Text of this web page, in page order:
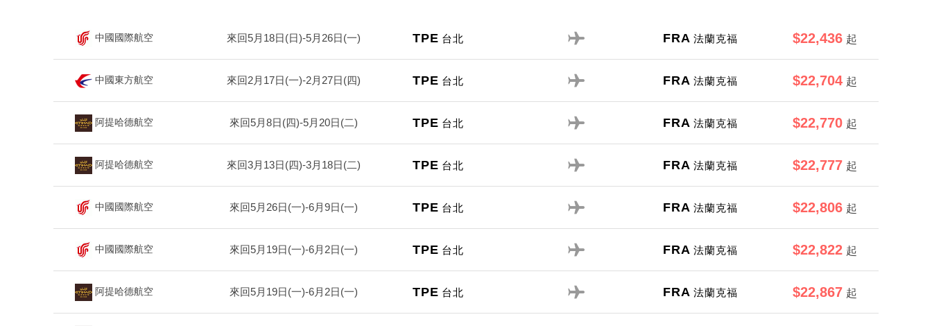
中國國際航空 TPE 台北 FRA 法蘭克福
來回5月18日(日)-5月26日(一) $22,436 起
中國東方航空 TPE 台北 FRA 法蘭克福
來回2月17日(一)-2月27日(四) $22,704 起
阿提哈德航空 TPE 台北 FRA 法蘭克福
來回5月8日(四)-5月20日(二) $22,770 起
阿提哈德航空 TPE 台北 FRA 法蘭克福
來回3月13日(四)-3月18日(二) $22,777 起
中國國際航空 TPE 台北 FRA 法蘭克福
來回5月26日(一)-6月9日(一) $22,806 起
中國國際航空 TPE 台北 FRA 法蘭克福
來回5月19日(一)-6月2日(一) $22,822 起
阿提哈德航空 TPE 台北 FRA 法蘭克福
來回5月19日(一)-6月2日(一) $22,867 起